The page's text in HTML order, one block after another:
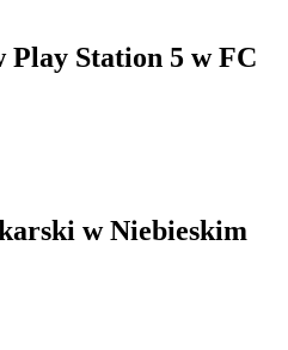
Station 5 w FC
w Niebieskim